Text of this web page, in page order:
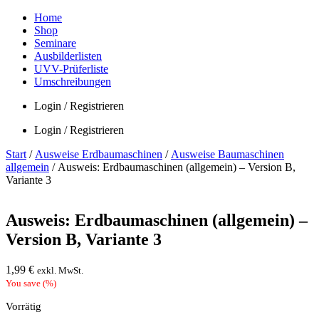
Home
Shop
Seminare
Ausbilderlisten
UVV-Prüferliste
Umschreibungen
Login / Registrieren
Login / Registrieren
Start / Ausweise Erdbaumaschinen / Ausweise Baumaschinen
allgemein / Ausweis: Erdbaumaschinen (allgemein) – Version B,
Variante 3
Ausweis: Erdbaumaschinen (allgemein) –
Version B, Variante 3
1,99 € exkl. MwSt.
You save (%)
Vorrätig